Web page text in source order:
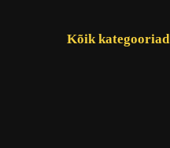
Kõik kategooriad